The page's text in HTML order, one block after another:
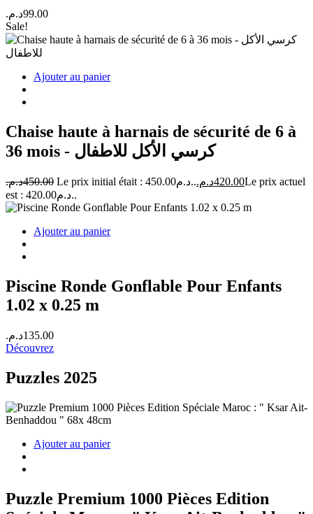
99.00د.م.
Sale!
Ajouter au panier
Chaise haute à harnais de sécurité de 6 à
36 mois - كرسي الأكل للاطفال
450.00د.م. Le prix initial était : 450.00د.م.. 420.00د.م.
Le prix actuel
est : 420.00د.م..
Ajouter au panier
Piscine Ronde Gonflable Pour Enfants
1.02 x 0.25 m
135.00د.م.
Découvrez
Puzzles 2025
Ajouter au panier
Puzzle Premium 1000 Pièces Edition